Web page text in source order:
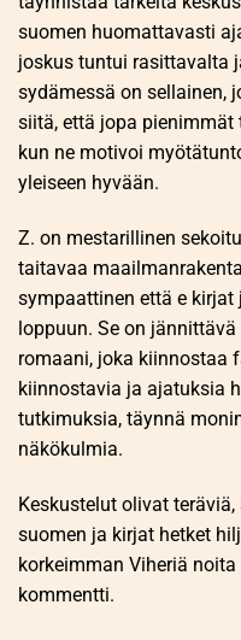
suomen huomattavasti
joskus tuntui rasittavalta
sydämessä on sellainen,
siitä, että jopa
kun ne motivoi
yleiseen hyvään.
Z. on mestarillinen
taitavaa
sympaattinen että e
loppuun. Se on
romaani, joka kiinnostaa
kiinnostavia ja ajatuksia
tutkimuksia, täynnä
näkökulmia.
Keskustelut olivat
suomen ja kirjat hetket
korkeimman Viheriä
kommentti.